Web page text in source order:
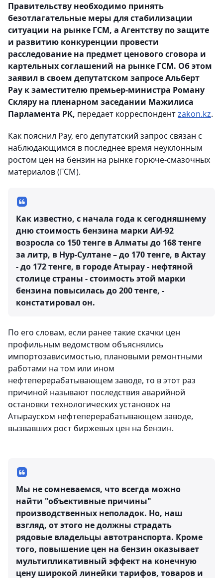
Правительству необходимо принять
безотлагательные меры для стабилизации
ситуации на рынке ГСМ, а Агентству по защите
и развитию конкуренции провести
расследование на предмет ценового сговора и
картельных соглашений на рынке ГСМ. Об этом
заявил в своем депутатском запросе Альберт
Рау к заместителю премьер-министра Роману
Скляру на пленарном заседании Мажилиса
Парламента РК, передает корреспондентzakon.kz.
Как пояснил Рау, его депутатский запрос связан с
наблюдающимся в последнее время неуклонным
ростом цен на бензин на рынке горюче-смазочных
материалов (ГСМ).
Как известно, с начала года к сегодняшнему
дню стоимость бензина марки АИ-92
возросла со 150 тенге в Алматы до 168 тенге
за литр, в Нур-Султане – до 170 тенге, в Актау
- до 172 тенге, в городе Атырау - нефтяной
столице страны - стоимость этой марки
бензина повысилась до 200 тенге, -
констатировал он.
По его словам, если ранее такие скачки цен
профильным ведомством объяснялись
импортозависимостью, плановыми ремонтными
работами на том или ином
нефтеперерабатывающем заводе, то в этот раз
причиной называют последствия аварийной
остановки технологических установок на
Атырауском нефтеперерабатывающем заводе,
вызвавших рост биржевых цен на бензин.
Мы не сомневаемся, что всегда можно
найти "объективные причины"
производственных неполадок. Но, наш
взгляд, от этого не должны страдать
рядовые владельцы автотранспорта. Кроме
того, повышение цен на бензин оказывает
мультипликативный эффект на конечную
цену широкой линейки тарифов, товаров и